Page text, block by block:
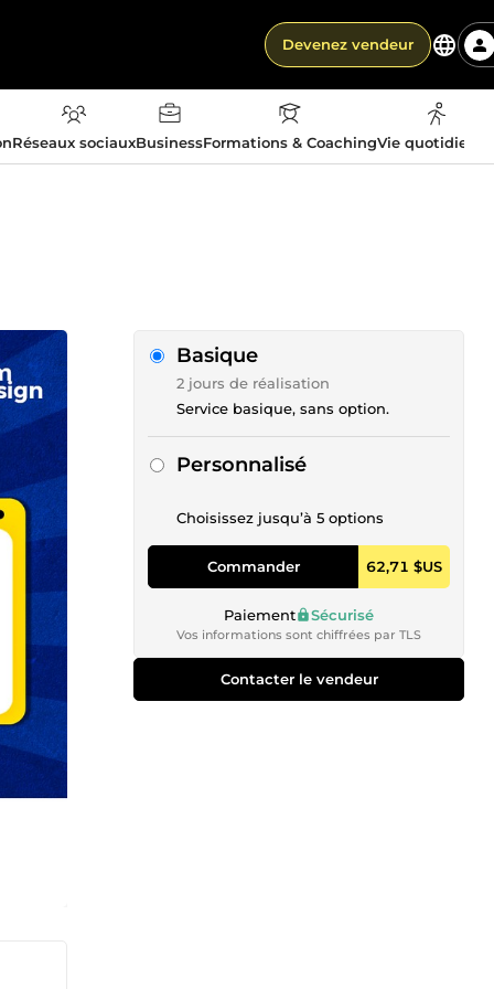
Devenez vendeur
Réseaux sociauxBusinessFormations & CoachingVie
Basique
2 jours de réalisation
Service basique, sans option.
Personnalisé
Choisissez jusqu’à 5 options
Commander 62,71 $US
Paiement Sécurisé
Vos informations sont chiffrées par TLS
Contacter le vendeur